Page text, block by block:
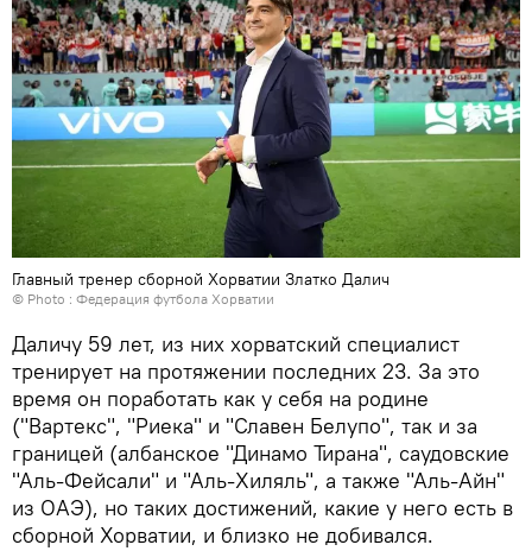
Главный тренер сборной Хорватии Златко Далич
© Photo : Федерация футбола Хорватии
Даличу 59 лет, из них хорватский специалист
тренирует на протяжении последних 23. За это
время он поработать как у себя на родине
("Вартекс", "Риека" и "Славен Белупо", так и за
границей (албанское "Динамо Тирана", саудовские
"Аль-Фейсали" и "Аль-Хиляль", а также "Аль-Айн"
из ОАЭ), но таких достижений, какие у него есть в
сборной Хорватии, и близко не добивался.